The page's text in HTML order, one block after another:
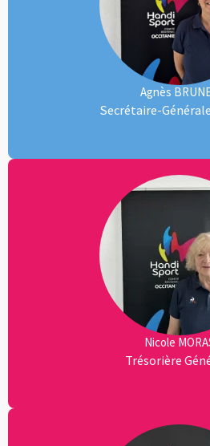
Agnès
Secrétaire-
Nicole
Trésorière